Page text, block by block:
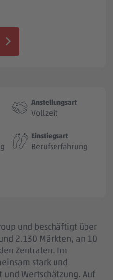
Anstellungsart
Vollzeit
Einstiegsart
Berufserfahrung
und beschäftigt über
2.130 Märkten, an 10
Zentralen. Im
stark und
und Wertschätzung. Auf